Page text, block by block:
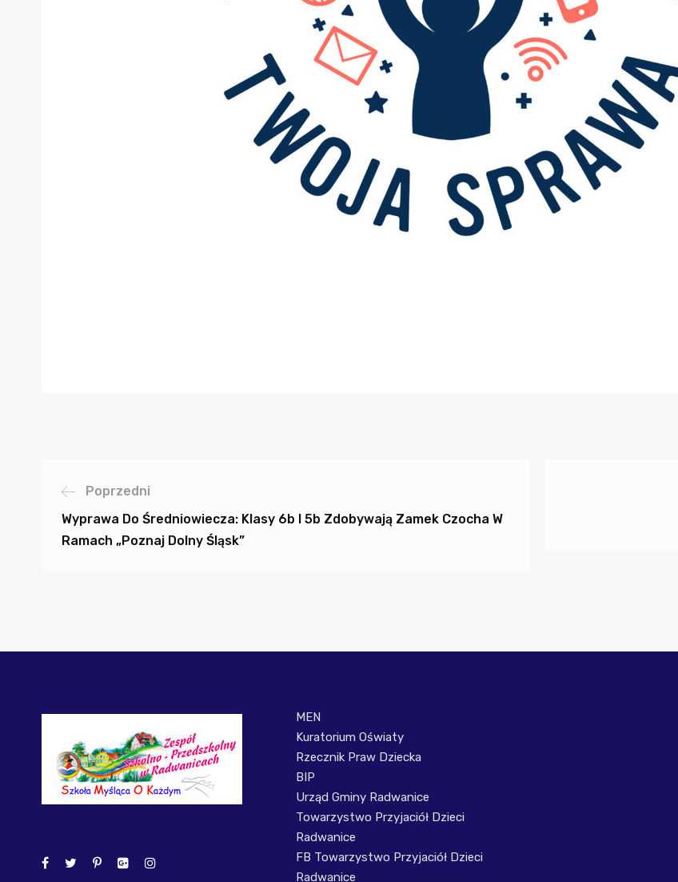
Poprzedni
Wyprawa Do Średniowiecza: Klasy 6b I 5b Zdobywają Zamek Czocha W
Ramach „Poznaj Dolny Śląsk”
MEN
Kuratorium Oświaty
Rzecznik Praw Dziecka
BIP
Urząd Gminy Radwanice
Towarzystwo Przyjaciół Dzieci
Radwanice
FB Towarzystwo Przyjaciół Dzieci
Radwanice